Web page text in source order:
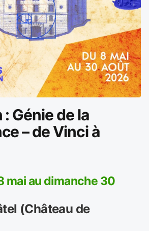
Génie de la
– de Vinci à
mai au dimanche 30
(Château de